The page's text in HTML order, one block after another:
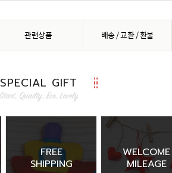
관련상품 배송 / 교환 / 환불
SPECIAL GIFT
FREE
SHIPPING
WELCOME
MILEAGE